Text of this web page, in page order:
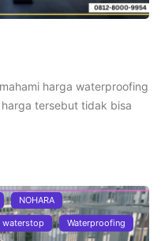
harga waterproofing
tersebut tidak bisa
NOHARA
waterstop Waterproofing